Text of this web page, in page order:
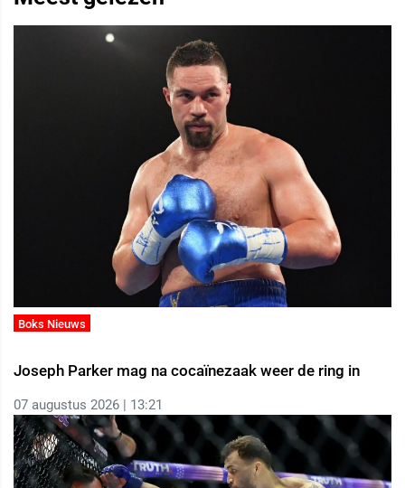
Boks Nieuws
Joseph Parker mag na cocaïnezaak weer de ring in
07 augustus 2026 | 13:21